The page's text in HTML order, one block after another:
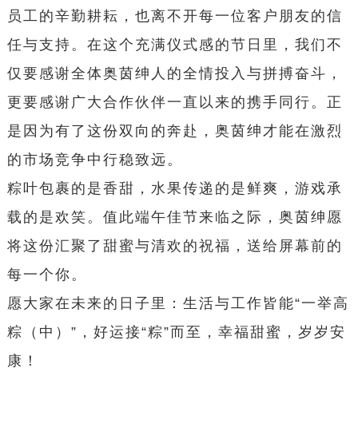
员工的辛勤耕耘，也离不开每一位客户朋友的信
任与支持。在这个充满仪式感的节日里，我们不
仅要感谢全体奥茵绅人的全情投入与拼搏奋斗，
更要感谢广大合作伙伴一直以来的携手同行。正
是因为有了这份双向的奔赴，奥茵绅才能在激烈
的市场竞争中行稳致远。
粽叶包裹的是香甜，水果传递的是鲜爽，游戏承
载的是欢笑。值此端午佳节来临之际，奥茵绅愿
将这份汇聚了甜蜜与清欢的祝福，送给屏幕前的
每一个你。
愿大家在未来的日子里：生活与工作皆能“一举高
粽（中）”，好运接“粽”而至，幸福甜蜜，岁岁安
康！